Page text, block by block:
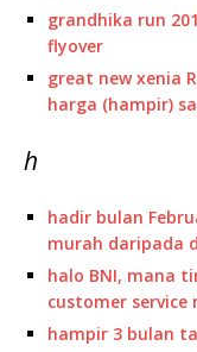
grandhika run
flyover
great new xenia
harga (hampir)
h
hadir bulan
murah daripada
halo BNI, mana
customer service
hampir 3 bulan